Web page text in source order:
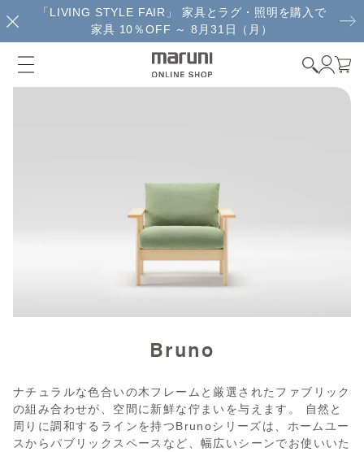
「LIVING STYLE FAIR」 家具とラグ・照明を購入で
家具 10％OFF ～ 8月31日（月）
Bruno
ナチュラルな色合いの木フレームと厳選されたファブリック
の組み合わせが、空間に新鮮な佇まいを与えます。 自然と
周りに調和するラインを持つBrunoシリーズは、ホームユー
スからパブリックスペースなど、幅広いシーンでお使いいた